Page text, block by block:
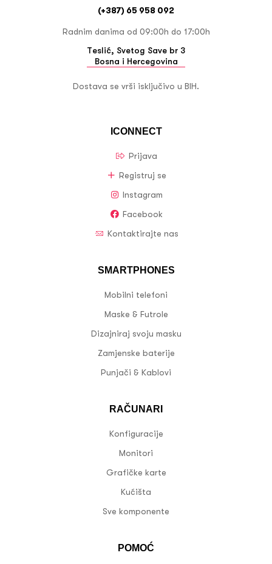
ICONNECT
Prijava
Registruj se
Instagram
Facebook
Kontaktirajte nas
SMARTPHONES
Mobilni telefoni
Maske & Futrole
Dizajniraj svoju masku
Zamjenske baterije
Punjači & Kablovi
RAČUNARI
Konfiguracije
Monitori
Grafičke karte
Kućišta
Sve komponente
POMOĆ
(+387) 65 958 092
Radnim danima od 09:00h do 17:00h
Teslić, Svetog Save br 3
Bosna i Hercegovina
Dostava se vrši isključivo u BIH.